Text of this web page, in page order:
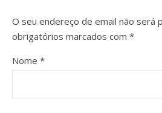
O seu endereço de email não será
obrigatórios marcados com *
Nome *